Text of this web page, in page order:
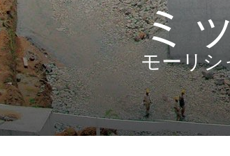
ミ
モーリシ